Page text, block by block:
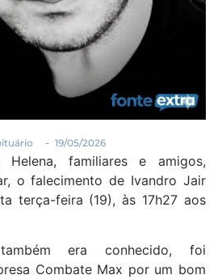
- 19/05/2026
Helena, familiares e amigos,
o falecimento de Ivandro Jair
terça-feira (19), às 17h27 aos
era conhecido, foi
Combate Max por um bom